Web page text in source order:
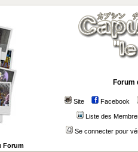
Forum
Site Facebook
Liste des
Se connecter pour
Forum